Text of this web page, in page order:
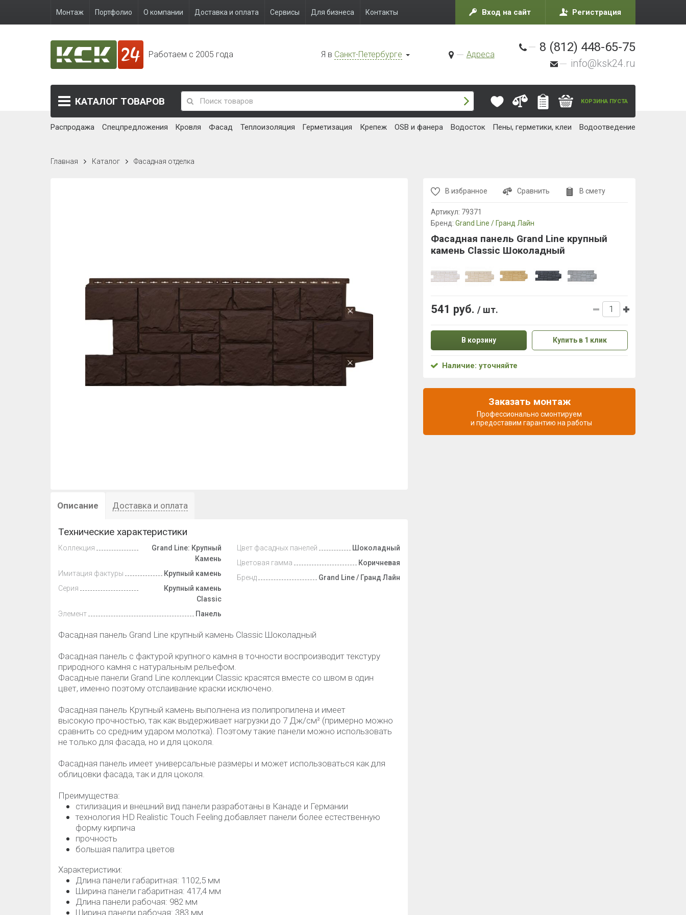
Монтаж Портфолио О компании Доставка и оплата Сервисы Для бизнеса Контакты Вход на сайт Регистрация
Работаем с 2005 года Я в Санкт-Петербурге Адреса
8 (812) 448-65-75
info@ksk24.ru
КАТАЛОГ ТОВАРОВ КОРЗИНА ПУСТА
Распродажа Спецпредложения Кровля Фасад Теплоизоляция Герметизация Крепеж OSB и фанера Водосток Пены, герметики, клеи Водоотведение
Главная Каталог Фасадная отделка
Описание Доставка и оплата
Технические характеристики
Коллекция
Grand Line: Крупный
Камень
Имитация фактуры
Крупный камень
Серия
Крупный камень
Classic
Элемент
Панель
Цвет фасадных панелей
Шоколадный
Цветовая гамма
Коричневая
Бренд
Grand Line / Гранд Лайн
Фасадная панель Grand Line крупный камень Classic Шоколадный
Фасадная панель с фактурой крупного камня в точности воспроизводит текстуру
природного камня с натуральным рельефом.
Фасадные панели Grand Line коллекции Classic красятся вместе со швом в один
цвет, именно поэтому отслаивание краски исключено.
Фасадная панель Крупный камень выполнена из полипропилена и имеет
высокую прочностью, так как выдерживает нагрузки до 7 Дж/см² (примерно можно
сравнить со средним ударом молотка). Поэтому такие панели можно использовать
не только для фасада, но и для цоколя.
Фасадная панель имеет универсальные размеры и может использоваться как для
облицовки фасада, так и для цоколя.
Преимущества:
стилизация и внешний вид панели разработаны в Канаде и Германии
технология HD Realistic Touch Feeling добавляет панели более естественную
форму кирпича
прочность
большая палитра цветов
Характеристики:
Длина панели габаритная: 1102,5 мм
Ширина панели габаритная: 417,4 мм
Длина панели рабочая: 982 мм
Ширина панели рабочая: 383 мм
В избранное Сравнить В смету
Артикул: 79371
Бренд: Grand Line / Гранд Лайн
Фасадная панель Grand Line крупный
камень Classic Шоколадный
541 руб. / шт.
В корзину Купить в 1 клик
Наличие: уточняйте
Заказать монтаж
Профессионально смонтируем
и предоставим гарантию на работы